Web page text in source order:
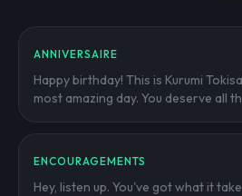
ANNIVERSAIRE
Happy birthday! This is Kurumi
most amazing day. You deserve all
ENCOURAGEMENTS
Hey, listen up. You've got what it